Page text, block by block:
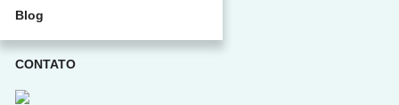
Blog
CONTATO